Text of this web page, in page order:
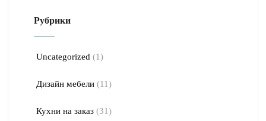
Рубрики
Uncategorized (1)
Дизайн мебели(11)
Кухни на заказ(31)